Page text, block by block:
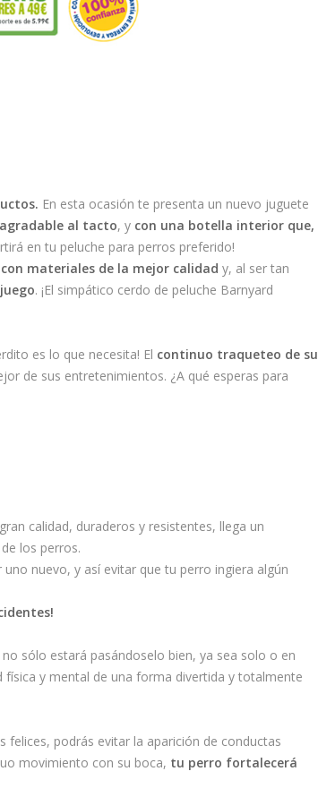
En esta ocasión te presenta un nuevo juguete
al tacto, y con una botella interior que,
en tu peluche para perros preferido!
materiales de la mejor calidad y, al ser tan
. ¡El simpático cerdo de peluche Barnyard
es lo que necesita! El continuo traqueteo de su
de sus entretenimientos. ¿A qué esperas para
calidad, duraderos y resistentes, llega un
los perros.
nuevo, y así evitar que tu perro ingiera algún
sólo estará pasándoselo bien, ya sea solo o en
y mental de una forma divertida y totalmente
felices, podrás evitar la aparición de conductas
movimiento con su boca, tu perro fortalecerá